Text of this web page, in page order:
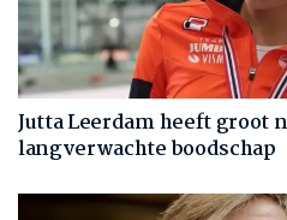
Jutta Leerdam heeft groot
langverwachte boodschap